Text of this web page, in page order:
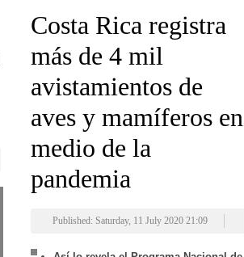
Costa Rica registra
más de 4 mil
avistamientos de
aves y mamíferos en
medio de la
pandemia
Published: Saturday, 11 July 2020 21:09